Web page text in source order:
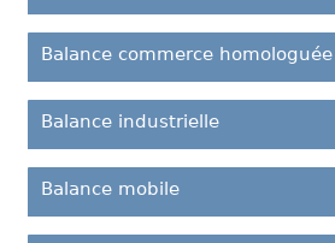
Balance commerce homologuée
Balance industrielle
Balance mobile